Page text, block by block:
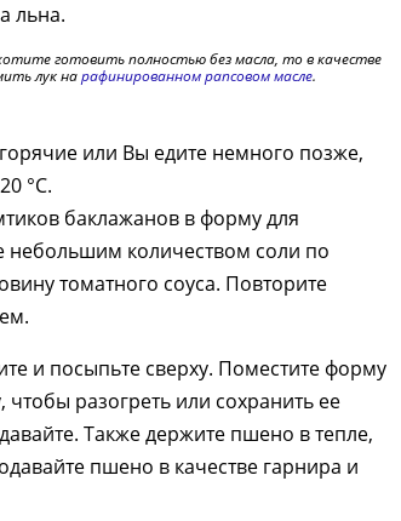
льна.
готовить полностью без масла, то в качестве
лук нарафинированном рапсовом масле.
или Вы едите немного позже,
°C.
баклажанов в форму для
небольшим количеством соли по
томатного соуса. Повторите
и посыпьте сверху. Поместите форму
чтобы разогреть или сохранить ее
Также держите пшено в тепле,
пшено в качестве гарнира и